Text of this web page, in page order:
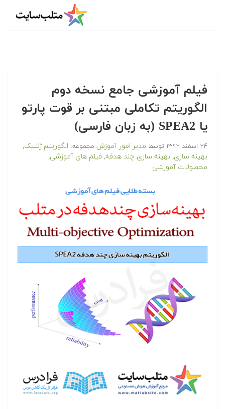
فیلم آموزشی جامع نسخه دوم
الگوریتم تکاملی مبتنی بر قوت پارتو
یا SPEA2 (به زبان فارسی)
۲۴ اسفند ۱۳۹۲ توسط مدیر امور آموزش مجموعه: الگوریتم ژنتیک,
بهینه سازی, بهینه سازی چند هدفه, فیلم های آموزشی,
محصولات آموزشی